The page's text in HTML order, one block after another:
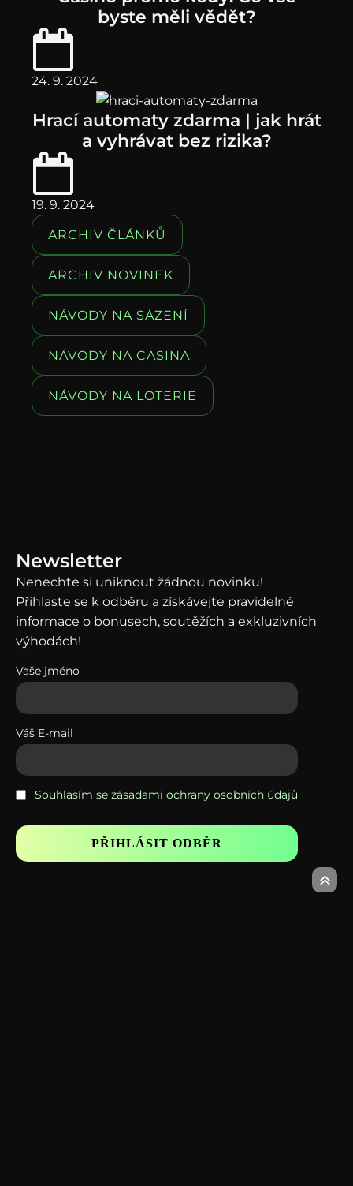
byste měli vědět?
24. 9. 2024
Hrací automaty zdarma | jak hrát
a vyhrávat bez rizika?
19. 9. 2024
ARCHIV ČLÁNKŮ
ARCHIV NOVINEK
NÁVODY NA SÁZENÍ
NÁVODY NA CASINA
NÁVODY NA LOTERIE
Newsletter
Nenechte si uniknout žádnou novinku!
Přihlaste se k odběru a získávejte pravidelné
informace o bonusech, soutěžích a exkluzivních
výhodách!
Vaše jméno
Váš E-mail
Souhlasím se zásadami ochrany osobních údajů